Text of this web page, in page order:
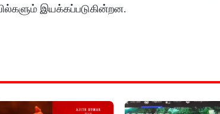
இயக்கப்படுகின்றன.